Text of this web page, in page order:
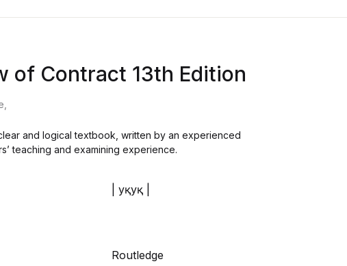
of Contract 13th Edition
and logical textbook, written by an experienced
teaching and examining experience.
| Ҳуқуқ |
Routledge